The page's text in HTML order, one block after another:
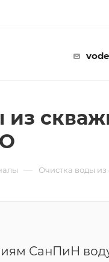
из
— Очистка воды
СанПиН